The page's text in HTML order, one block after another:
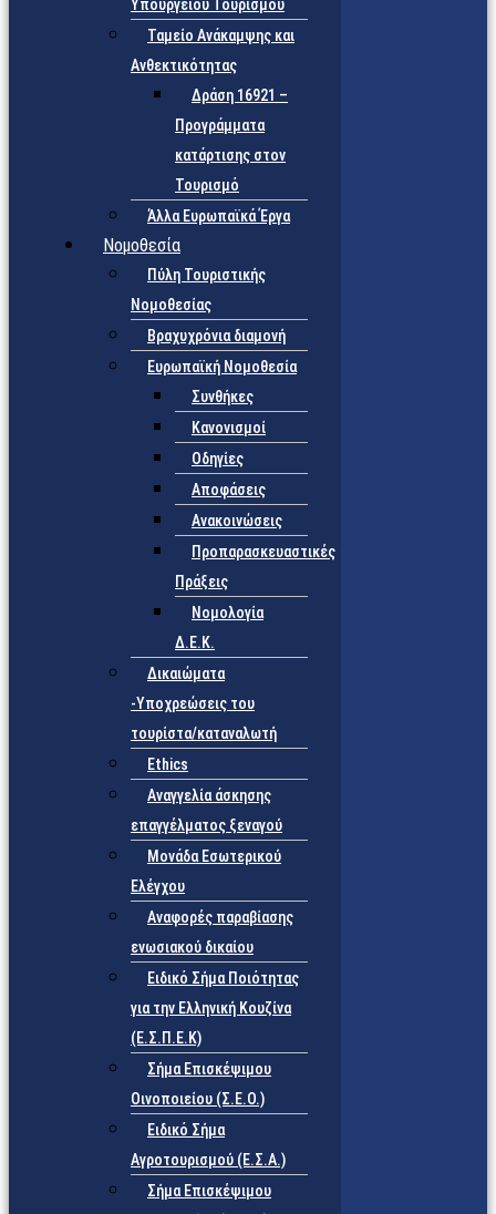
Υπουργείου Τουρισμού
Ταμείο Ανάκαμψης και
Ανθεκτικότητας
Δράση 16921 –
Προγράμματα
κατάρτισης στον
Τουρισμό
Άλλα Ευρωπαϊκά Έργα
Νομοθεσία
Πύλη Τουριστικής
Νομοθεσίας
Βραχυχρόνια διαμονή
Ευρωπαϊκή Νομοθεσία
Συνθήκες
Κανονισμοί
Οδηγίες
Αποφάσεις
Ανακοινώσεις
Προπαρασκευαστικές
Πράξεις
Νομολογία
Δ.Ε.Κ.
Δικαιώματα
-Υποχρεώσεις του
τουρίστα/καταναλωτή
Ethics
Αναγγελία άσκησης
επαγγέλματος ξεναγού
Μονάδα Εσωτερικού
Ελέγχου
Αναφορές παραβίασης
ενωσιακού δικαίου
Ειδικό Σήμα Ποιότητας
για την Ελληνική Κουζίνα
(Ε.Σ.Π.Ε.Κ)
Σήμα Επισκέψιμου
Οινοποιείου (Σ.Ε.Ο.)
Ειδικό Σήμα
Αγροτουρισμού (Ε.Σ.Α.)
Σήμα Επισκέψιμου